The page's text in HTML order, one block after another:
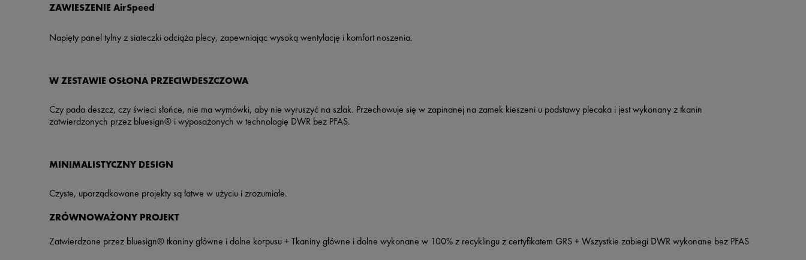
ZAWIESZENIE AirSpeed
Napięty panel tylny z siateczki odciąża plecy, zapewniając wysoką wentylację i komfort noszenia.
W ZESTAWIE OSŁONA PRZECIWDESZCZOWA
Czy pada deszcz, czy świeci słońce, nie ma wymówki, aby nie wyruszyć na szlak. Przechowuje się w zapinanej na zamek kieszeni u podstawy plecaka i jest wykonany z tkanin
zatwierdzonych przez bluesign® i wyposażonych w technologię DWR bez PFAS.
MINIMALISTYCZNY DESIGN
Czyste, uporządkowane projekty są łatwe w użyciu i zrozumiałe.
ZRÓWNOWAŻONY PROJEKT
Zatwierdzone przez bluesign® tkaniny główne i dolne korpusu + Tkaniny główne i dolne wykonane w 100% z recyklingu z certyfikatem GRS + Wszystkie zabiegi DWR wykonane bez PFAS